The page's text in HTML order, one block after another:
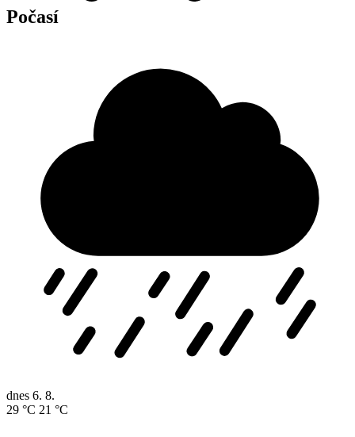
Počasí
dnes 6. 8.
29 °C 21 °C